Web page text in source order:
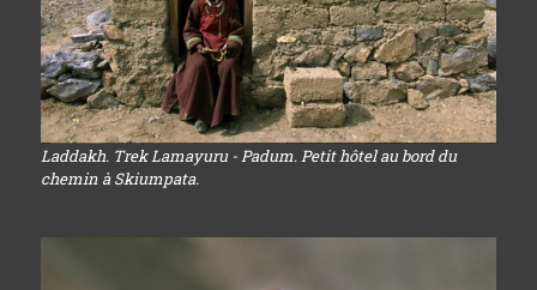
Laddakh. Trek Lamayuru - Padum. Petit hôtel au bord du
chemin à Skiumpata.